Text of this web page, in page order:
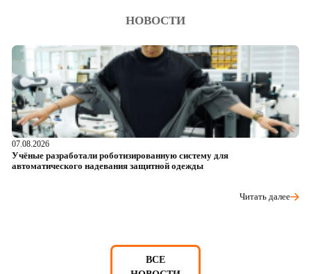
НОВОСТИ
07.08.2026
Учёные разработали роботизированную систему для
автоматического надевания защитной одежды
Читать далее
ВСЕ